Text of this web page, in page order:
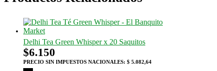
Delhi Tea Green Whisper x 20 Saquitos
$6.150
PRECIO SIN IMPUESTOS NACIONALES: $ 5.082,64